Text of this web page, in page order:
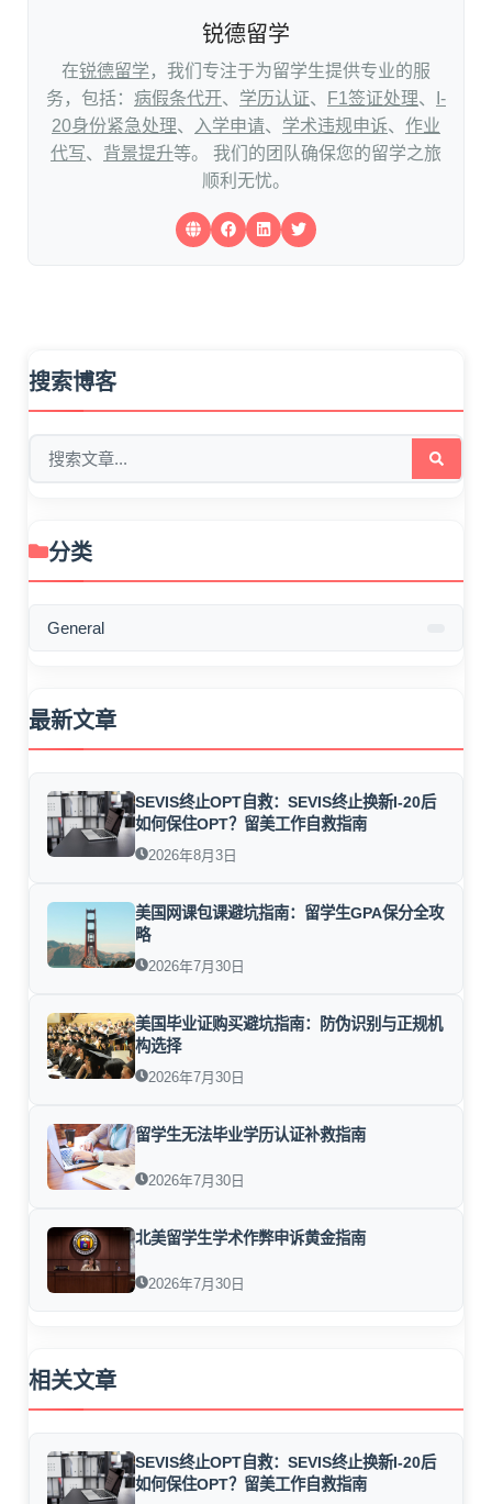
锐德留学
在锐德留学 ，我们专注于为留学生提供专业的服
务，包括： 病假条代开、 学历认证、 F1签证处理、
I-
20身份紧急处理、 入学申请、 学术违规申诉、 作业
代写、 背景提升等。 我们的团队确保您的留学之旅
顺利无忧。
搜索博客
分类
General
最新文章
SEVIS终止OPT自救：SEVIS终止换新I-20后
如何保住OPT？留美工作自救指南
2026年8月3日
美国网课包课避坑指南：留学生GPA保分全攻
略
2026年7月30日
美国毕业证购买避坑指南：防伪识别与正规机
构选择
2026年7月30日
留学生无法毕业学历认证补救指南
2026年7月30日
北美留学生学术作弊申诉黄金指南
2026年7月30日
相关文章
SEVIS终止OPT自救：SEVIS终止换新I-20后
如何保住OPT？留美工作自救指南